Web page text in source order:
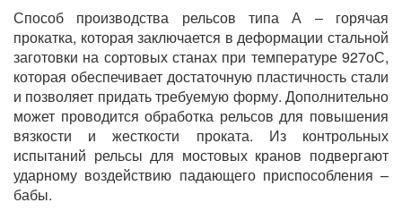
Способ производства рельсов типа А – горячая
прокатка, которая заключается в деформации стальной
заготовки на сортовых станах при температуре 927оС,
которая обеспечивает достаточную пластичность стали
и позволяет придать требуемую форму. Дополнительно
может проводится обработка рельсов для повышения
вязкости и жесткости проката. Из контрольных
испытаний рельсы для мостовых кранов подвергают
ударному воздействию падающего приспособления –
бабы.